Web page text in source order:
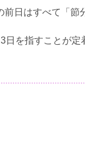
前日はすべて「節
日を指すことが定